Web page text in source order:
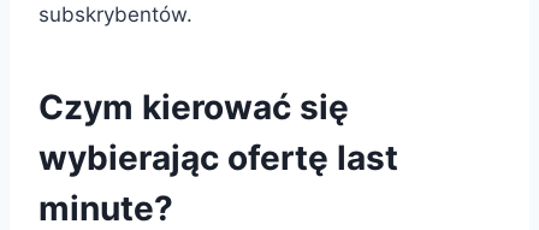
subskrybentów.
Czym kierować się
wybierając ofertę last
minute?